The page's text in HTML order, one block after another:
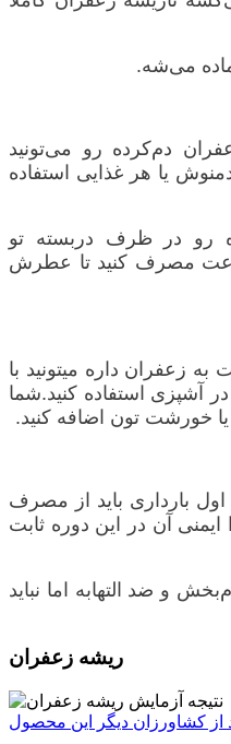
می‌شه.
دم‌کرده رو می‌تونید
یا هر غذایی استفاده
رو در ظرف دربسته تو
مصرف کنید تا عطرش
زعفران داره میتونید با
آشپزی استفاده کنید.شما
خورشت‌ تون اضافه کنید.
اول بارداری باید از مصرف
ایمنی آن در این دوره ثابت
و ضد التهابه اما نباید
ریشه زعفران
از کشاورزان دیگر این محصول